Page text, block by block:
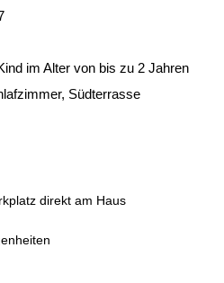
im Alter von bis zu 2 Jahren
Südterrasse
direkt am Haus